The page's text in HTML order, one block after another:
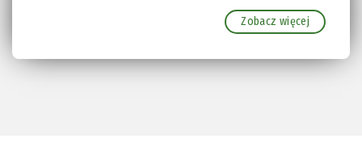
Zobacz więcej